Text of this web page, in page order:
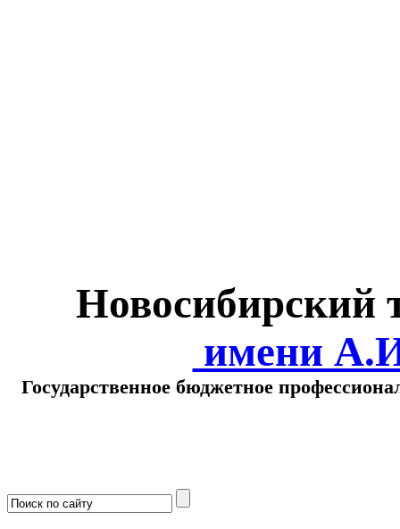
Новосибирский
имени
Государственное бюджетное